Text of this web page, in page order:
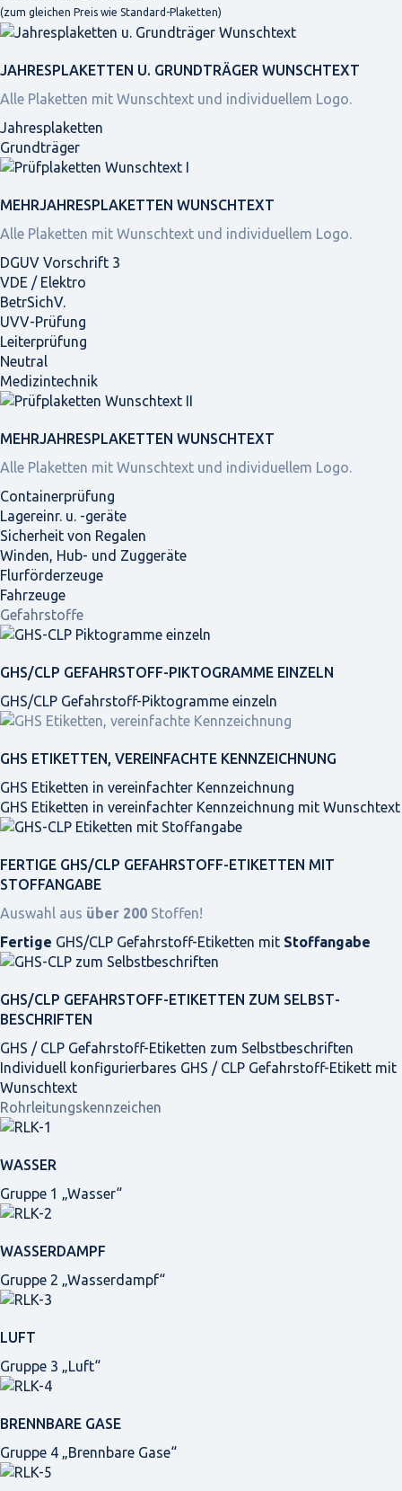
(zum gleichen Preis wie Standard-Plaketten)
JAHRES­PLAKETTEN U. GRUNDTRÄGER WUNSCHTEXT
Alle Plaketten mit Wunschtext und individuellem Logo.
Jahresplaketten
Grundträger
MEHRJAHRES­PLAKETTEN WUNSCHTEXT
Alle Plaketten mit Wunschtext und individuellem Logo.
DGUV Vorschrift 3
VDE / Elektro
BetrSichV.
UVV-Prüfung
Leiterprüfung
Neutral
Medizintechnik
MEHRJAHRES­PLAKETTEN WUNSCHTEXT
Alle Plaketten mit Wunschtext und individuellem Logo.
Containerprüfung
Lagereinr. u. -geräte
Sicherheit von Regalen
Winden, Hub- und Zuggeräte
Flurförderzeuge
Fahrzeuge
Gefahrstoffe
GHS/CLP GEFAHRSTOFF-PIKTOGRAMME EINZELN
GHS/CLP Gefahrstoff-Piktogramme einzeln
GHS ETIKETTEN, VEREINFACHTE KENNZEICHNUNG
GHS Etiketten in vereinfachter Kennzeichnung
GHS Etiketten in vereinfachter Kennzeichnung mit Wunschtext
FERTIGE GHS/CLP GEFAHRSTOFF-ETIKETTEN MIT
STOFFANGABE
Auswahl aus über 200 Stoffen!
Fertige GHS/CLP Gefahrstoff-Etiketten mit Stoffangabe
GHS/CLP GEFAHRSTOFF-ETIKETTEN ZUM SELBST­
BESCHRIFTEN
GHS / CLP Gefahrstoff-Etiketten zum Selbstbeschriften
Individuell konfigurierbares GHS / CLP Gefahrstoff-Etikett mit
Wunschtext
Rohrleitungskennzeichen
WASSER
Gruppe 1 „Wasser“
WASSERDAMPF
Gruppe 2 „Wasserdampf“
LUFT
Gruppe 3 „Luft“
BRENNBARE GASE
Gruppe 4 „Brennbare Gase“